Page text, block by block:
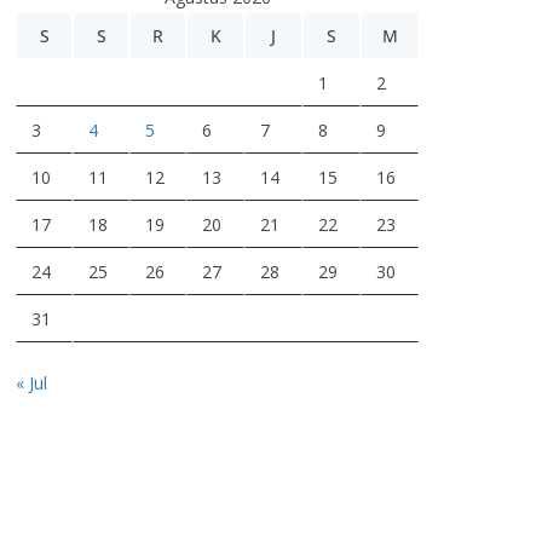
S
S R K J S M
1 2
3 4 5 6 7 8 9
10 11 12 13 14 15 16
17 18 19 20 21 22 23
24 25 26 27 28 29 30
31
« Jul